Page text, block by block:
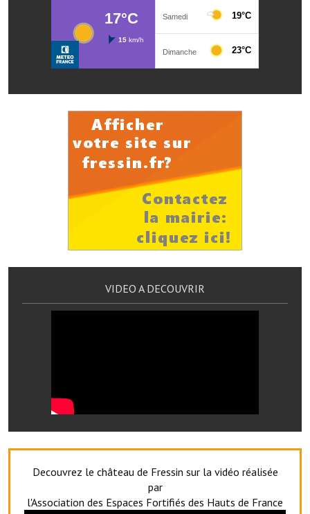
Services publics communaux
Démarches administratives
Urbanisme
Biens à louer
Terrains et maisons à vendre
Etablissements scolaires
Commerces et professions libérales
Exploitants agricoles
Salle Georges Delépine
Maison des services et des associations fressinoises
Village culturel
VIDEO A DECOUVRIR
Decouvrez le château de Fressin sur la vidéo réalisée
par
l'Association des Espaces Fortifiés des Hauts de France